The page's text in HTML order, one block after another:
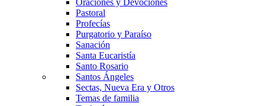
Oraciones y Devociones
Pastoral
Profecías
Purgatorio y Paraíso
Sanación
Santa Eucaristía
Santo Rosario
Santos Ángeles
Sectas, Nueva Era y Otros
Temas de familia